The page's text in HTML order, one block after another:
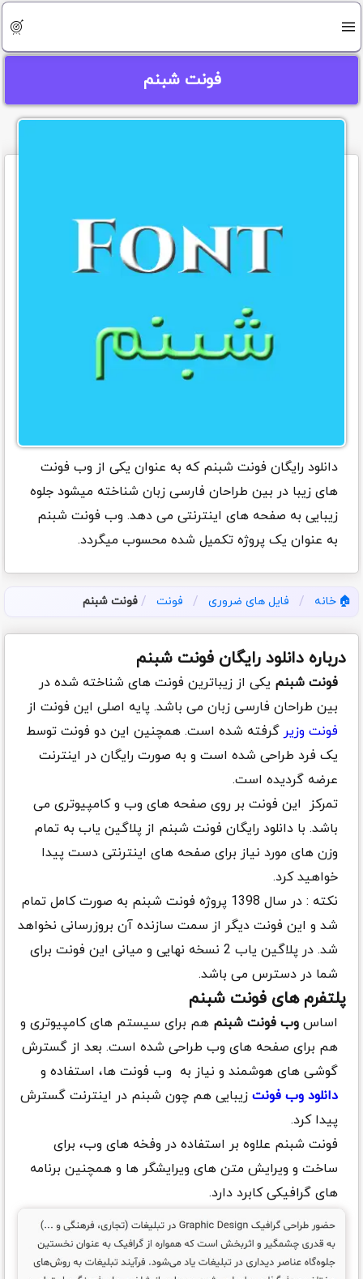
فونت شبنم
دانلود رایگان فونت شبنم که به عنوان یکی از وب فونت
های زیبا در بین طراحان فارسی زبان شناخته میشود جلوه
زیبایی به صفحه های اینترنتی می دهد. وب فونت شبنم
به عنوان یک پروژه تکمیل شده محسوب میگردد.
خانه / فایل های ضروری / فونت / فونت شبنم
درباره دانلود رایگان فونت شبنم
فونت شبنم یکی از زیباترین فونت های شناخته شده در
بین طراحان فارسی زبان می باشد. پایه اصلی این فونت از
فونت وزیر گرفته شده است. همچنین این دو فونت توسط
یک فرد طراحی شده است و به صورت رایگان در اینترنت
عرضه گردیده است.
تمرکز این فونت بر روی صفحه های وب و کامپیوتری می
باشد. با دانلود رایگان فونت شبنم از پلاگین یاب به تمام
وزن های مورد نیاز برای صفحه های اینترنتی دست پیدا
خواهید کرد.
نکته : در سال 1398 پروژه فونت شبنم به صورت کامل تمام
شد و این فونت دیگر از سمت سازنده آن بروزرسانی نخواهد
شد. در پلاگین یاب 2 نسخه نهایی و میانی این فونت برای
شما در دسترس می باشد.
پلتفرم های فونت شبنم
اساس وب فونت شبنم هم برای سیستم های کامپیوتری و
هم برای صفحه های وب طراحی شده است. بعد از گسترش
گوشی های هوشمند و نیاز به وب فونت ها، استفاده و
دانلود وب فونت زیبایی هم چون شبنم در اینترنت گسترش
پیدا کرد.
فونت شبنم علاوه بر استفاده در وفخه های وب، برای
ساخت و ویرایش متن های ویرایشگر ها و همچنین برنامه
های گرافیکی کابرد دارد.